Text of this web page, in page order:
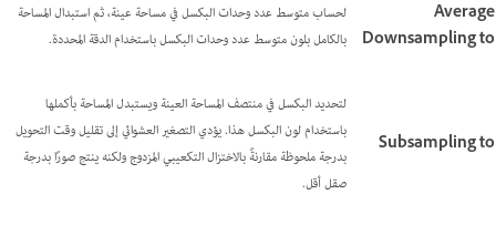
Average
Downsampling to
لحساب متوسط عدد وحدات البكسل في مساحة عينة، ثم استبدال المساحة
بالكامل بلون متوسط عدد وحدات البكسل باستخدام الدقة المحددة.
Subsampling to
لتحديد البكسل في منتصف المساحة العينة ويستبدل المساحة بأكملها
باستخدام لون البكسل هذا. يؤدي التصغير العشوائي إلى تقليل وقت التحويل
بدرجة ملحوظة مقارنةً بالاختزال التكعيبي المزدوج ولكنه ينتج صورًا بدرجة
صقل أقل.